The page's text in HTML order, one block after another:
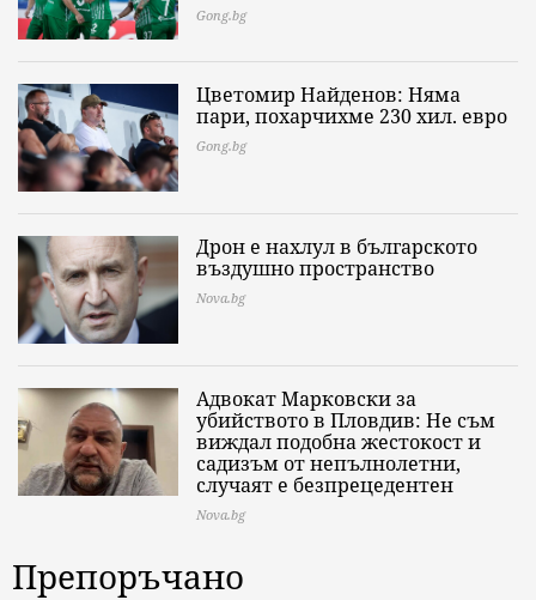
Gong.bg
Цветомир Найденов: Няма
пари, похарчихме 230 хил. евро
Gong.bg
Дрон е нахлул в българското
въздушно пространство
Nova.bg
Адвокат Марковски за
убийството в Пловдив: Не съм
виждал подобна жестокост и
садизъм от непълнолетни,
случаят е безпрецедентен
Nova.bg
Препоръчано